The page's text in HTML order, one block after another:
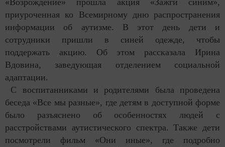
«Возрождение» прошла акция «Зажги синим»,
приуроченная ко Всемирному дню распространения
информации об аутизме. В этот день дети и
сотрудники пришли в синей одежде, чтобы
поддержать акцию. Об этом рассказала Ирина
Вдовина, заведующая отделением социальной
адаптации.
С воспитанниками и родителями была проведена
беседа «Все мы разные», где детям в доступной форме
было разъяснено об особенностях людей с
расстройствами аутистического спектра. Также дети
посмотрели фильм «Они иные», где подробно